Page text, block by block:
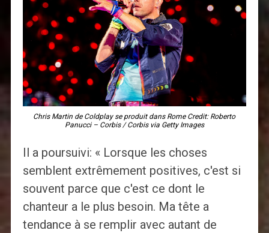
Chris Martin de Coldplay se produit dans Rome Credit: Roberto
Panucci – Corbis / Corbis via Getty Images
Il a poursuivi: « Lorsque les choses
semblent extrêmement positives, c'est si
souvent parce que c'est ce dont le
chanteur a le plus besoin. Ma tête a
tendance à se remplir avec autant de